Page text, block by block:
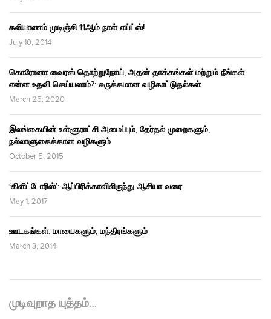
கலியாணம் முடிஞ்சி 11ஆம் நாள் எய்ட்ஸ்!
July 10, 2014
கொரோனா வைரஸ் தொற்றுநோய், அதன் தாக்கங்கள் மற்றும் நீங்கள்
என்ன உதவி செய்யலாம்?: சுருக்கமான வழிகாட்டுதல்கள்
March 25, 2020
இலங்கையின் உள்ளூராட்சி அமைப்பும், தேர்தல் முறைகளும்,
நல்லாளுகைக்கான வழிகளும்
October 5, 2015
‘கிளிட்டோரிஸ்’: ஆப்பிரிக்காவிலிருந்து ஆசியா வரை
May 1, 2017
ஊடகங்கள்: மாயைகளும், மந்திரங்களும்
March 3, 2014
முடிவுறாத யுத்தம்…